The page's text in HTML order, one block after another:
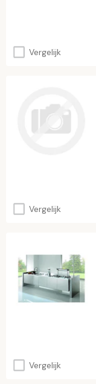
Vergelijk
Vergelijk
Vergelijk